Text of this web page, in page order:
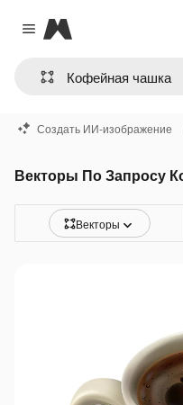
Close menu
Magnific
Создать ИИ-изображение
Векторы По Запросу
Векторы